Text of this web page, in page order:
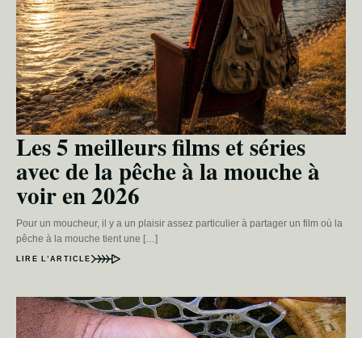
Les 5 meilleurs films et séries
avec de la pêche à la mouche à
voir en 2026
Pour un moucheur, il y a un plaisir assez particulier à partager un film où la
pêche à la mouche tient une […]
LIRE L’ARTICLE